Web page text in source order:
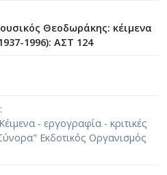
Θεοδωράκης: κέιμενα
1996): ΑΣΤ 124
- εργογραφία - κριτικές
Εκδοτικός Οργανισμός